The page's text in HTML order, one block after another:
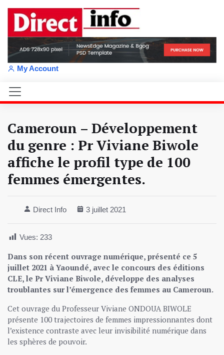
My Account
Cameroun – Développement
du genre : Pr Viviane Biwole
affiche le profil type de 100
femmes émergentes.
Direct Info 3 juillet 2021
Vues: 233
Dans son récent ouvrage numérique, présenté ce 5
juillet 2021 à Yaoundé, avec le concours des éditions
CLE, le Pr Viviane Biwole, développe des analyses
troublantes sur l’émergence des femmes au Cameroun.
Cet ouvrage du Professeur Viviane ONDOUA BIWOLE
présente 100 trajectoires de femmes impressionnantes dont
l’existence contraste avec leur invisibilité numérique dans
les sphères de pouvoir.